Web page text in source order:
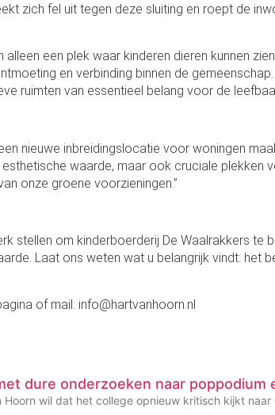
zich fel uit tegen deze sluiting en roept de
alleen een plek waar kinderen dieren kunnen
en verbinding binnen de
ruimten van essentieel belang voor de
nieuwe inbreidingslocatie voor woningen
waarde, maar ook cruciale
onze groene voorzieningen.”
stellen om kinderboerderij De Waalrakkers te
Laat ons weten wat u belangrijk vindt:
of mail: info@hartvanhoorn.nl
dure onderzoeken naar
Hoorn wil dat het college opnieuw kritisch kijkt